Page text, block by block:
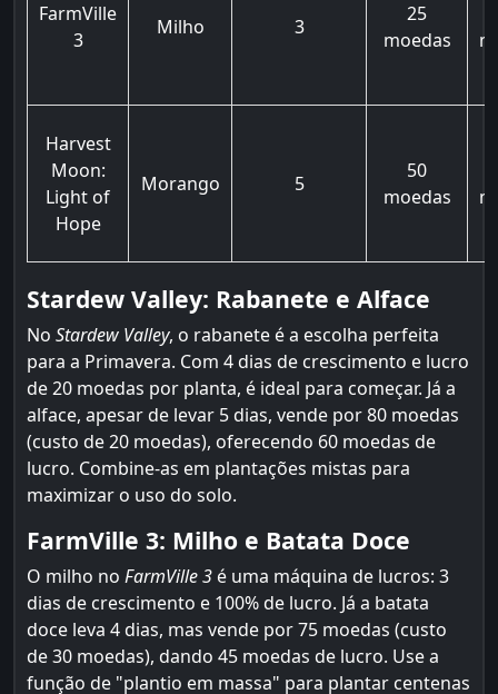
FarmVille
3
Milho 3
25
moedas
Harvest
Moon:
Light of
Hope
Morango 5
50
moedas
Stardew Valley: Rabanete e Alface
No Stardew Valley, o rabanete é a escolha perfeita
para a Primavera. Com 4 dias de crescimento e lucro
de 20 moedas por planta, é ideal para começar. Já a
alface, apesar de levar 5 dias, vende por 80 moedas
(custo de 20 moedas), oferecendo 60 moedas de
lucro. Combine-as em plantações mistas para
maximizar o uso do solo.
FarmVille 3: Milho e Batata Doce
O milho no FarmVille 3 é uma máquina de lucros: 3
dias de crescimento e 100% de lucro. Já a batata
doce leva 4 dias, mas vende por 75 moedas (custo
de 30 moedas), dando 45 moedas de lucro. Use a
função de "plantio em massa" para plantar centenas